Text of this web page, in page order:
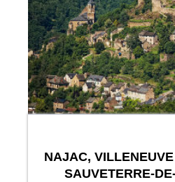
NAJAC,
SAUVETERRE-